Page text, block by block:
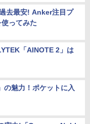
去最安! Anker注目プ
ってみた
「AINOTE 2」は
の魅力！ポケットに入